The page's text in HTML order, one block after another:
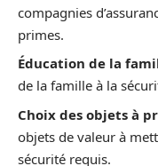
compagnies
primes.
Éducation de la
de la famille à la
Choix des objets à
objets de valeur à
sécurité requis.